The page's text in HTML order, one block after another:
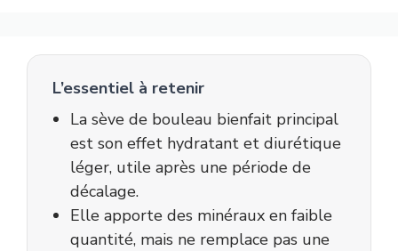
L’essentiel à retenir
La sève de bouleau bienfait principal
est son effet hydratant et diurétique
léger, utile après une période de
décalage.
Elle apporte des minéraux en faible
quantité, mais ne remplace pas une